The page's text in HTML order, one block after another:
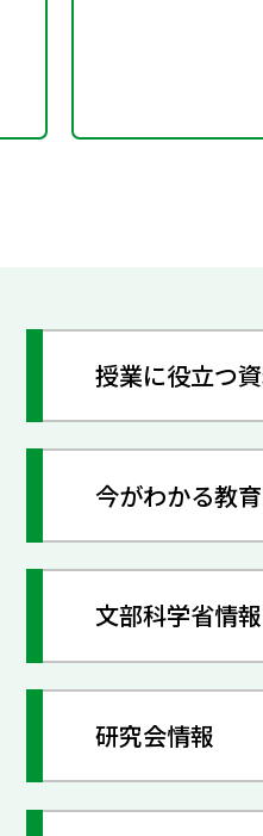
授業に役立つ
今がわかる教
文部科学省情報
研究会情報